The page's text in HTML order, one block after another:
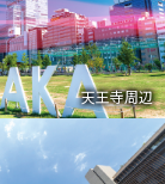
天王寺周辺